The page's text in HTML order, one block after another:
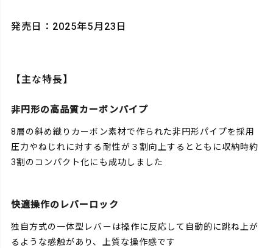
発売日：2025年5月23日
【主な特長】
非円形の高品質カーボンパイプ
8層の斜め織りカーボン素材で作られた非円形パイプを採用
圧力やねじれに対する耐性が３割向上するとともに収納時約
3割のコンパクト化にも成功しました
快適操作のレバーロック
独自方式の一体型レバーは操作に反応して自動的に跳ね上が
るような感触があり、上質な操作感です